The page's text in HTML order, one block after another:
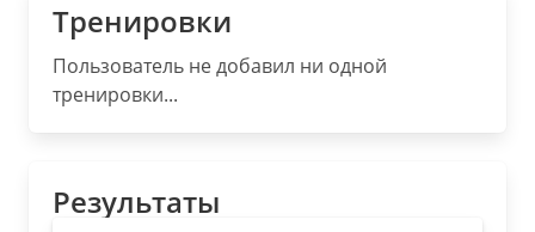
Тренировки
Пользователь не добавил ни одной
тренировки...
Результаты